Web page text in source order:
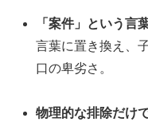
「案件」という言
言葉に置き換え、
口の卑劣さ。
物理的な排除だけ